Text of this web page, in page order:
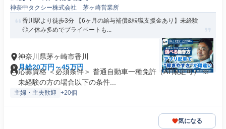
神奈中タクシー株式会社 茅ヶ崎営業所
香川駅より徒歩3分 【6ヶ月の給与補償&転職支援金あり】未経験
◎／休み多めでプライベートも...
神奈川県茅ヶ崎市香川
月給20万円～45万円
応募資格 ＜必須条件＞ 普通自動車一種免許（AT限定可） ※
未経験の方の場合以下の条件...
主婦・主夫歓迎 +20個
気になる